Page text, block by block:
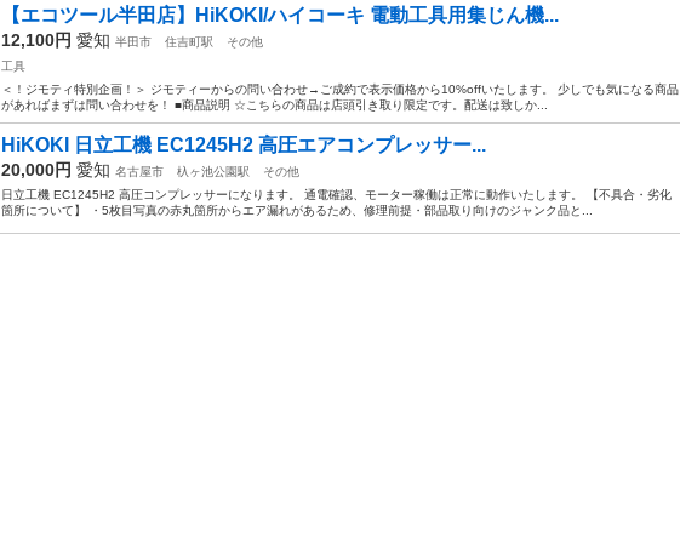
【エコツール半田店】HiKOKI/ハイコーキ 電動工具用集じん機...
12,100円 愛知 半田市 住吉町駅
その他
工具
＜！ジモティ特別企画！＞ ジモティーからの問い合わせ→ご成約で表示価格から10%offいたします。 少しでも気になる商品
があればまずは問い合わせを！ ■商品説明 ☆こちらの商品は店頭引き取り限定です。配送は致しか...
HiKOKI 日立工機 EC1245H2 高圧エアコンプレッサー...
20,000円 愛知 名古屋市 杁ヶ池公園駅
その他
日立工機 EC1245H2 高圧コンプレッサーになります。 通電確認、モーター稼働は正常に動作いたします。 【不具合・劣化
箇所について】 ・5枚目写真の赤丸箇所からエア漏れがあるため、修理前提・部品取り向けのジャンク品と...